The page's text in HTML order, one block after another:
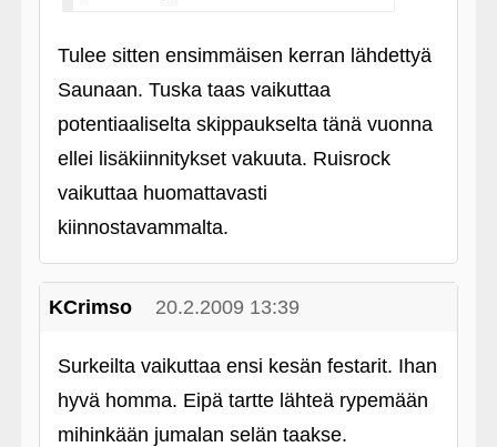
Tulee sitten ensimmäisen kerran lähdettyä
Saunaan. Tuska taas vaikuttaa
potentiaaliselta skippaukselta tänä vuonna
ellei lisäkiinnitykset vakuuta. Ruisrock
vaikuttaa huomattavasti
kiinnostavammalta.
KCrimso 20.2.2009 13:39
Surkeilta vaikuttaa ensi kesän festarit. Ihan
hyvä homma. Eipä tartte lähteä rypemään
mihinkään jumalan selän taakse.